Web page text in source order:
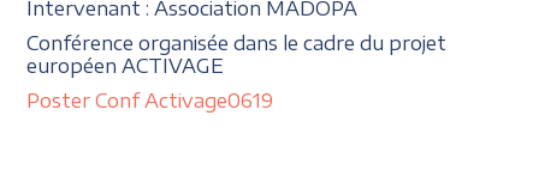
Intervenant : Association MADOPA
Conférence organisée dans le cadre du projet
européen ACTIVAGE
Poster Conf Activage0619